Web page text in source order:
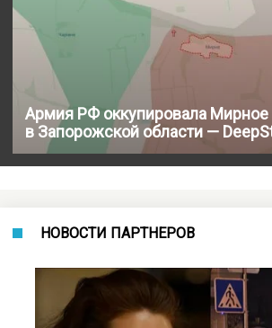
Армия РФ оккупировала Мирное
в Запорожской области —
НОВОСТИ ПАРТНЕРОВ